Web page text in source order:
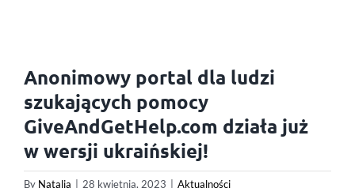
Anonimowy portal dla ludzi
szukających pomocy
GiveAndGetHelp.com działa już
w wersji ukraińskiej!
By Natalia 28 kwietnia, 2023 Aktualności